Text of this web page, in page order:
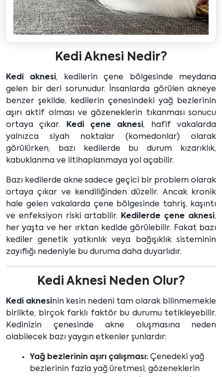
Kedi Aknesi Nedir?
Kedi aknesi, kedilerin çene bölgesinde meydana
gelen bir deri sorunudur. İnsanlarda görülen akneye
benzer şekilde, kedilerin çenesindeki yağ bezlerinin
aşırı aktif olması ve gözeneklerin tıkanması sonucu
ortaya çıkar. Kedi çene aknesi, hafif vakalarda
yalnızca siyah noktalar (komedonlar) olarak
görülürken, bazı kedilerde bu durum kızarıklık,
kabuklanma ve iltihaplanmaya yol açabilir.
Bazı kedilerde akne sadece geçici bir problem olarak
ortaya çıkar ve kendiliğinden düzelir. Ancak kronik
hale gelen vakalarda çene bölgesinde tahriş, kaşıntı
ve enfeksiyon riski artabilir. Kedilerde çene aknesi,
her yaşta ve her ırktan kedide görülebilir. Fakat bazı
kediler genetik yatkınlık veya bağışıklık sisteminin
zayıflığı nedeniyle bu duruma daha duyarlıdır.
Kedi Aknesi Neden Olur?
Kedi aknesinin kesin nedeni tam olarak bilinmemekle
birlikte, birçok farklı faktör bu durumu tetikleyebilir.
Kedinizin çenesinde akne oluşmasına neden
olabilecek bazı yaygın etkenler şunlardır:
Yağ bezlerinin aşırı çalışması: Çenedeki yağ
bezlerinin fazla yağ üretmesi, gözeneklerin